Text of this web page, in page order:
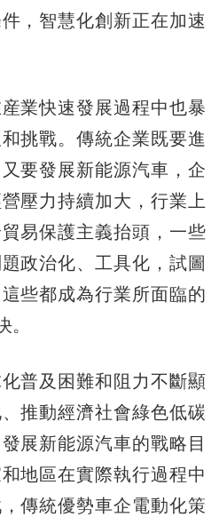
，智慧化創新正在加速
快速發展過程中也暴
挑戰。傳統企業既要進
要發展新能源汽車，企
壓力持續加大，行業上
易保護主義抬頭，一些
政治化、工具化，試圖
些都成為行業所面臨的
。
及困難和阻力不斷顯
推動經濟社會綠色低碳
展新能源汽車的戰略目
地區在實際執行過程中
傳統優勢車企電動化策